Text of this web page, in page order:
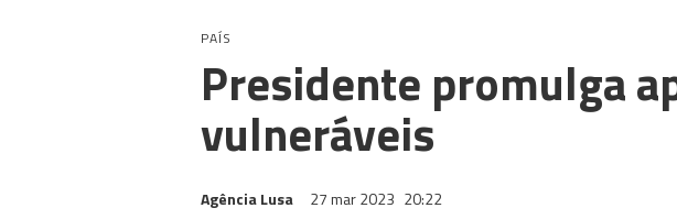
PAÍS
Presidente promulga
vulneráveis
Agência Lusa 27 mar 2023 20:22